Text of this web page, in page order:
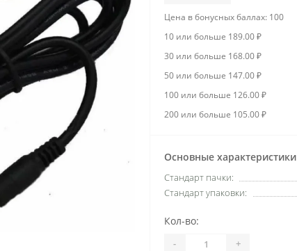
Цена в бонусных баллах: 100
10 или больше 189.00 ₽
30 или больше 168.00 ₽
50 или больше 147.00 ₽
100 или больше 126.00 ₽
200 или больше 105.00 ₽
Основные характеристики
Стандарт пачки:
Стандарт упаковки:
Кол-во:
- +